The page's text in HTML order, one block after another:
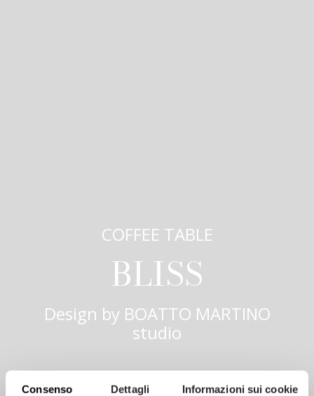
Consenso Dettagli Informazioni sui cookie
COFFEE TABLE
BLISS
Design by BOATTO MARTINO
studio